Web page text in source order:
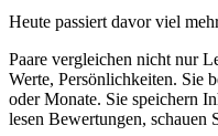
Heute passiert davor viel
Paare vergleichen nicht nur
Werte, Persönlichkeiten. Sie
oder Monate. Sie speichern
lesen Bewertungen, schauen